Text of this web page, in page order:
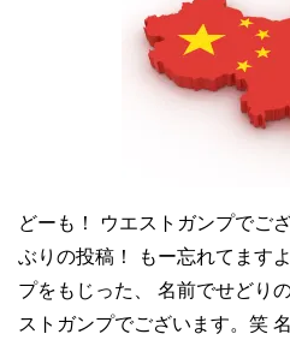
どーも！ ウエストガンプでご
ぶりの投稿！ もー忘れてます
プをもじった、 名前でせどり
ストガンプでございます。笑